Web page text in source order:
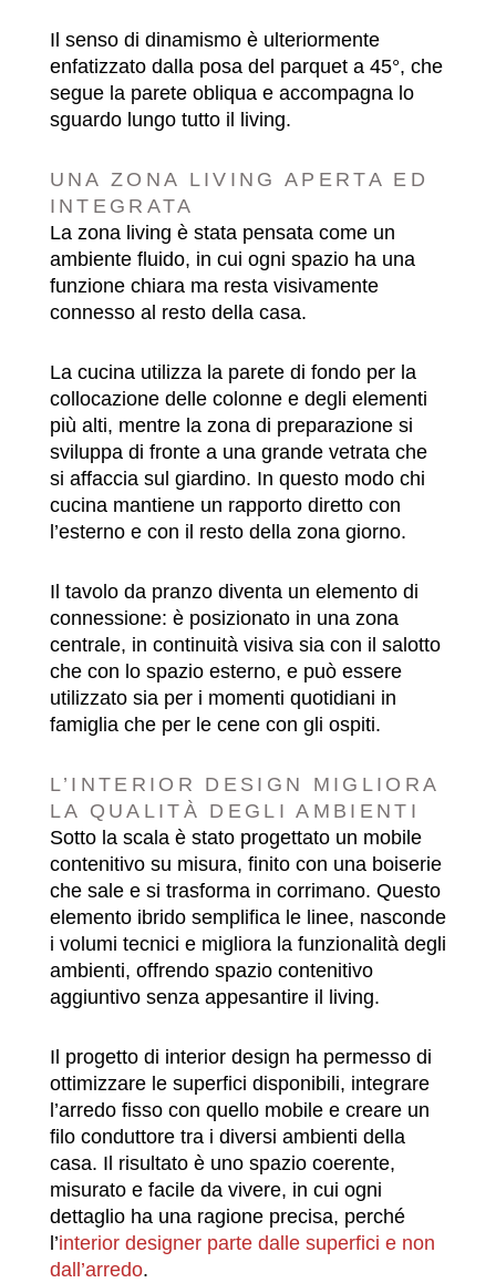
Il senso di dinamismo è ulteriormente
enfatizzato dalla posa del parquet a 45°, che
segue la parete obliqua e accompagna lo
sguardo lungo tutto il living.
UNA ZONA LIVING APERTA ED
INTEGRATA
La zona living è stata pensata come un
ambiente fluido, in cui ogni spazio ha una
funzione chiara ma resta visivamente
connesso al resto della casa.
La cucina utilizza la parete di fondo per la
collocazione delle colonne e degli elementi
più alti, mentre la zona di preparazione si
sviluppa di fronte a una grande vetrata che
si affaccia sul giardino. In questo modo chi
cucina mantiene un rapporto diretto con
l’esterno e con il resto della zona giorno.
Il tavolo da pranzo diventa un elemento di
connessione: è posizionato in una zona
centrale, in continuità visiva sia con il salotto
che con lo spazio esterno, e può essere
utilizzato sia per i momenti quotidiani in
famiglia che per le cene con gli ospiti.
L’INTERIOR DESIGN MIGLIORA
LA QUALITÀ DEGLI AMBIENTI
Sotto la scala è stato progettato un mobile
contenitivo su misura, finito con una boiserie
che sale e si trasforma in corrimano. Questo
elemento ibrido semplifica le linee, nasconde
i volumi tecnici e migliora la funzionalità degli
ambienti, offrendo spazio contenitivo
aggiuntivo senza appesantire il living.
Il progetto di interior design ha permesso di
ottimizzare le superfici disponibili, integrare
l’arredo fisso con quello mobile e creare un
filo conduttore tra i diversi ambienti della
casa. Il risultato è uno spazio coerente,
misurato e facile da vivere, in cui ogni
dettaglio ha una ragione precisa, perché
l’interior designer parte dalle superfici e non
dall’arredo.